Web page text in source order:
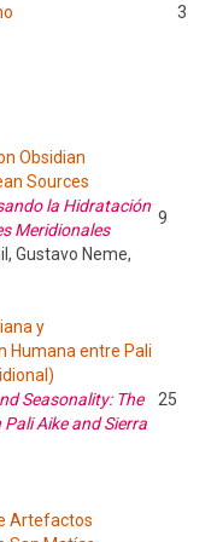
3
Obsidian
Sources
la Hidratación
Meridionales
9
Gustavo Neme,
y
Humana entre Pali
Seasonality: The
Aike and Sierra
25
Artefactos